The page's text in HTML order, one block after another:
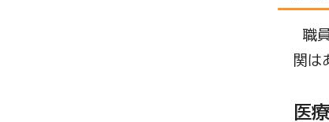
職
関は
医